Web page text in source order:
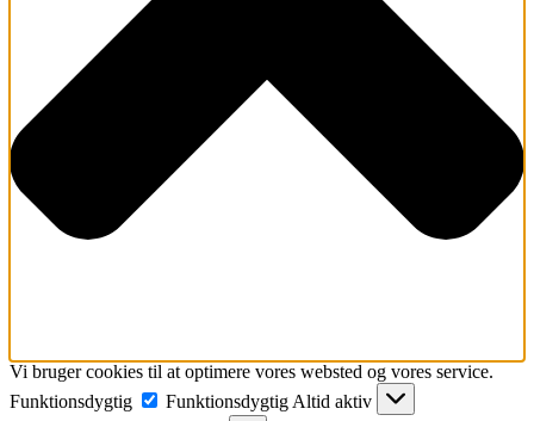
Vi bruger cookies til at optimere vores websted og vores service.
Funktionsdygtig
Funktionsdygtig Altid aktiv